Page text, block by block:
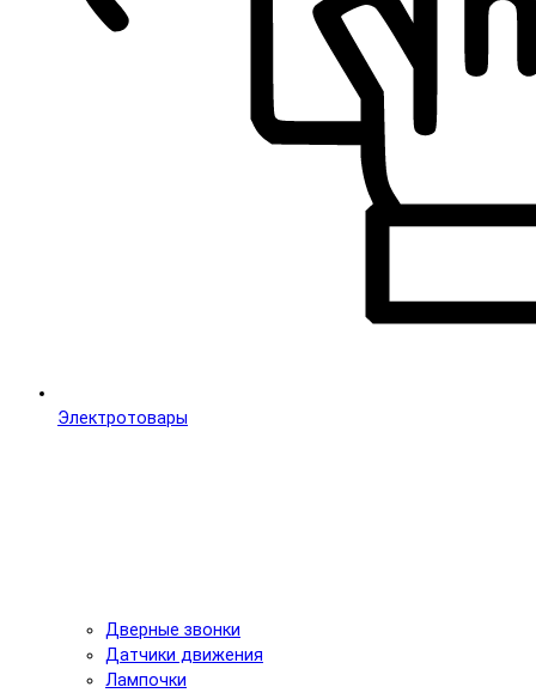
Электротовары
Дверные звонки
Датчики движения
Лампочки